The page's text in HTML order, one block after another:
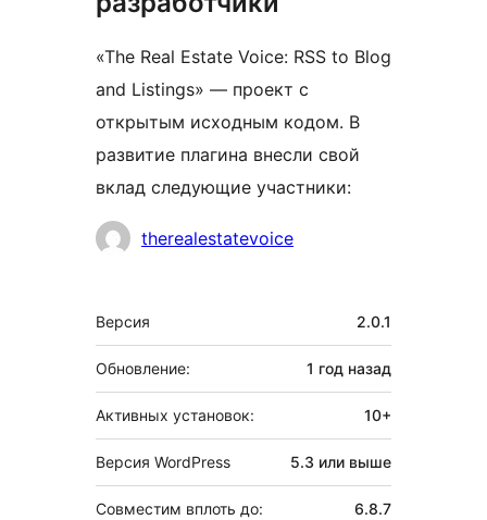
«The Real Estate Voice: RSS to Blog
and Listings» — проект с
открытым исходным кодом. В
развитие плагина внесли свой
вклад следующие участники:
Участникиtherealestatevoice
Мета
Версия 2.0.1
Обновление: 1 год назад
Активных установок: 10+
Версия WordPress 5.3 или выше
Совместим вплоть до: 6.8.7